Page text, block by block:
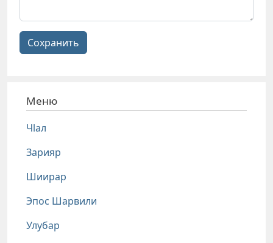
Сохранить
Меню
Чlал
Зарияр
Шиирар
Эпос Шарвили
Улубар